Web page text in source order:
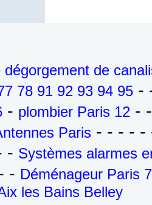
dégorgement de
78 91 92 93 94 95 -
- plombier Paris 12 -
Paris - - - -
- Systèmes alarmes
- Déménageur Paris
les Bains Belley